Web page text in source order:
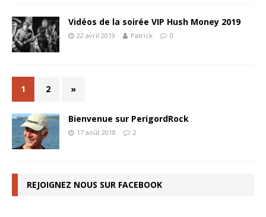
Vidéos de la soirée VIP Hush Money 2019
22 avril 2019 Patrick 0
1 2 »
Bienvenue sur PerigordRock
17 août 2018 2
REJOIGNEZ NOUS SUR FACEBOOK